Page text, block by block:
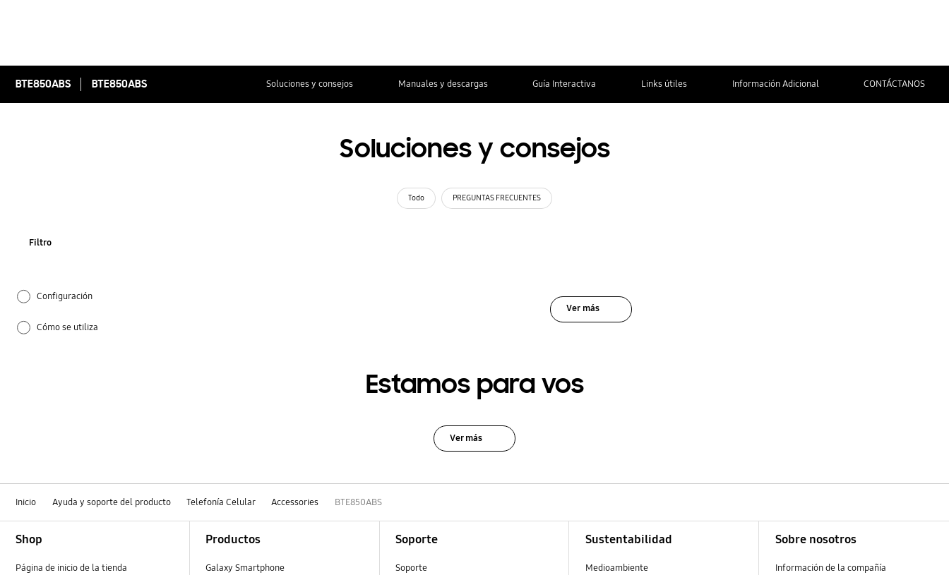
BTE850ABS BTE850ABS Soluciones y consejos Manuales y descargas Guía Interactiva Links útiles Información Adicional CONTÁCTANOS
Soluciones y consejos
Todo PREGUNTAS FRECUENTES
Filtro
Configuración
Cómo se utiliza
Ver más
Estamos para vos
Ver más
Inicio Ayuda y soporte del producto Telefonía Celular Accessories BTE850ABS
Shop
Página de inicio de la tienda
Productos
Galaxy Smartphone
Soporte
Soporte
Sustentabilidad
Medioambiente
Sobre nosotros
Información de la compañía